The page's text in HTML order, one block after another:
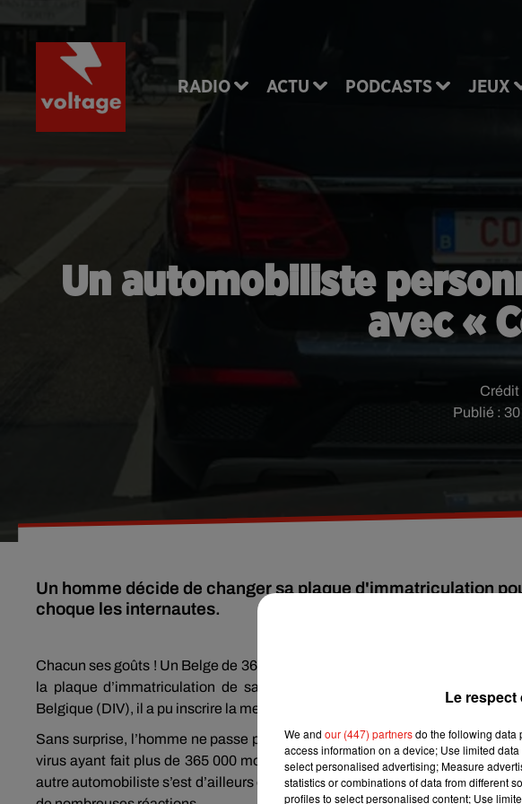
RADIO ACTU PODCASTS JEUX
Un automobiliste
avec «
Publié :
Crédit
Un homme décide de changer sa plaque d'immatriculation
choque les internautes.
Chacun ses goûts ! Un Belge de 36 ans a décidé de se faire un petit plaisir
la plaque d’immatriculation de sa belle Mercedes. Après avoir contacté
Belgique (DIV), il a pu inscrire la mention « Covid 19 » sur sa plaque.
Sans surprise, l’homme ne passe pas inaperçu dans les rues de la ville de
virus ayant fait plus de 365 000 morts dans le monde. En croisant la route
autre automobiliste s’est d’ailleurs empressé de prendre une photo et de la
Le
We and our (447) partnersdo the following data
access information on a device; Use limited
select personalised advertising; Measure
statistics or combinations of data from different
profiles to select personalised content; Use